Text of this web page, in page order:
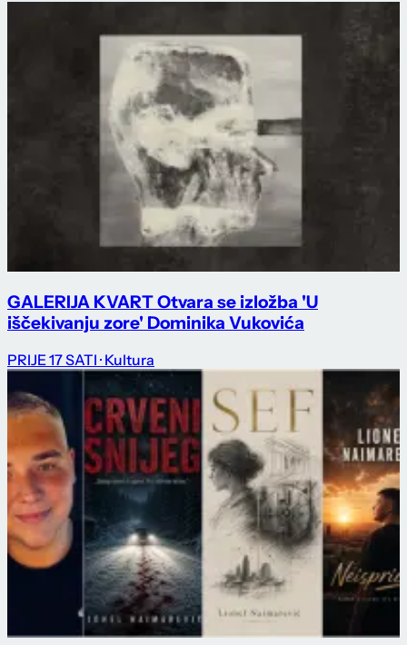
GALERIJA KVART Otvara se izložba 'U
iščekivanju zore' Dominika Vukovića
PRIJE 17 SATI · Kultura